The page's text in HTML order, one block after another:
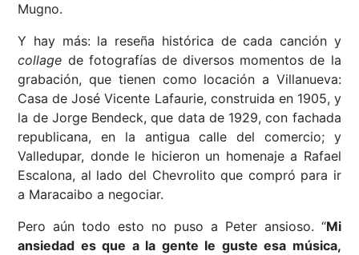
Mugno.
Y hay más: la reseña histórica de cada canción y
collage de fotografías de diversos momentos de la
grabación, que tienen como locación a Villanueva:
Casa de José Vicente Lafaurie, construida en 1905, y
la de Jorge Bendeck, que data de 1929, con fachada
republicana, en la antigua calle del comercio; y
Valledupar, donde le hicieron un homenaje a Rafael
Escalona, al lado del Chevrolito que compró para ir
a Maracaibo a negociar.
Pero aún todo esto no puso a Peter ansioso. “Mi
ansiedad es que a la gente le guste esa música,